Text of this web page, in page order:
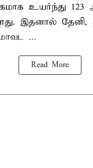
உயர்ந்து 123
இதனால் தேனி,
...
Read More